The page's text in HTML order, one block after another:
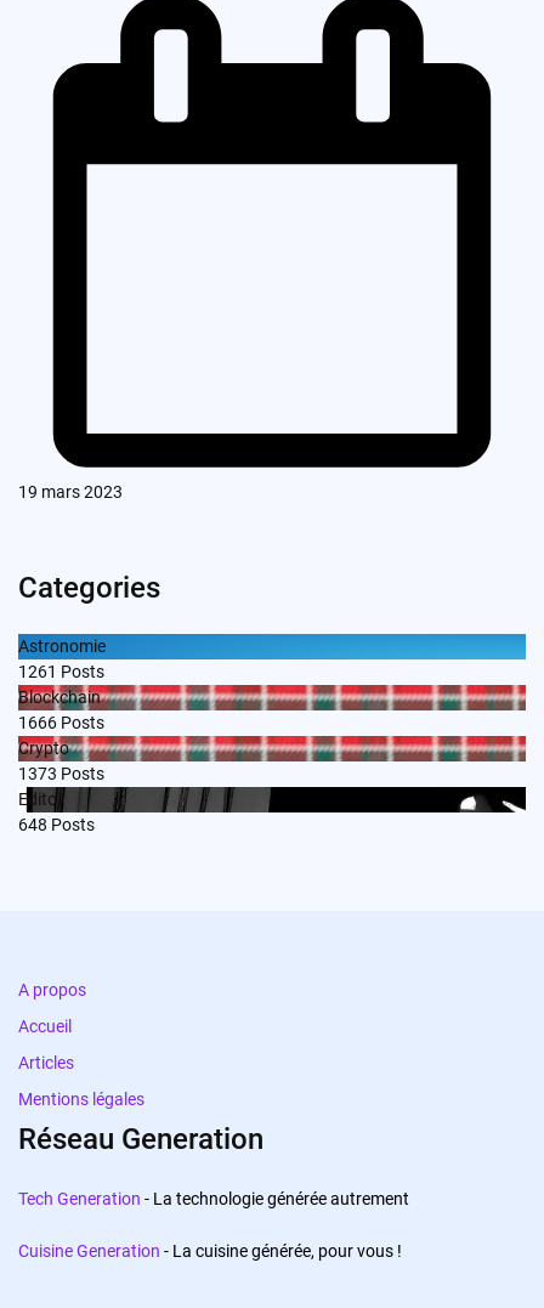
19 mars 2023
Categories
Astronomie
1261 Posts
Blockchain
1666 Posts
Crypto
1373 Posts
Edito
648 Posts
A propos
Accueil
Articles
Mentions légales
Réseau Generation
Tech Generation - La technologie générée autrement
Cuisine Generation - La cuisine générée, pour vous !